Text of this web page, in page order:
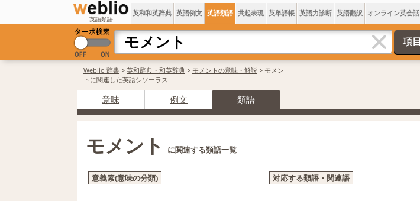
英語類語
英和和英辞典 英語例文 英語類語 共起表現 英単語帳 英語力診断 英語翻訳 オンライン英会話
Weblio 辞書 > 英和辞典・和英辞典 > モメントの意味・解説 > モメン
トに関連した英語シソーラス
意味 例文 類語
モメント に関連する類語一覧
意義素(意味の分類) 対応する類語・関連語